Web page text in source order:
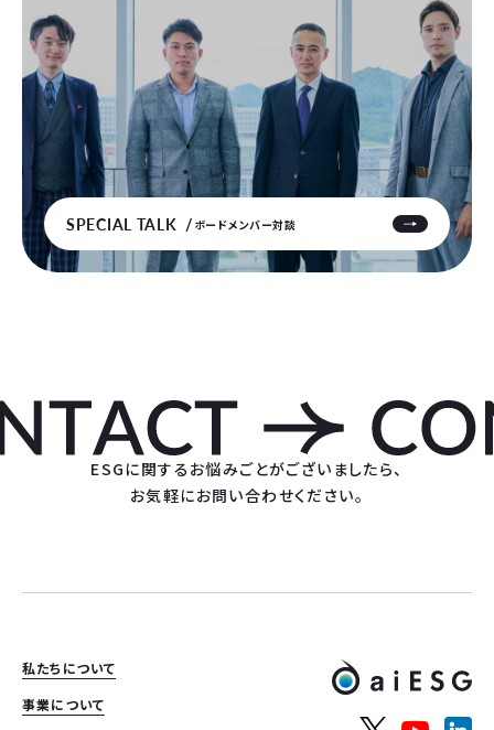
SPECIAL TALK ボードメンバー対談
ESGに関するお悩みごとがございましたら、
お気軽にお問い合わせください。
私たちについて
事業について